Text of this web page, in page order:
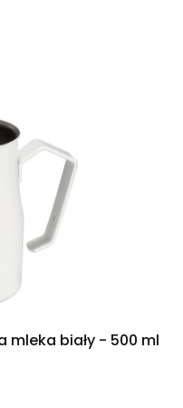
mleka biały - 500 ml